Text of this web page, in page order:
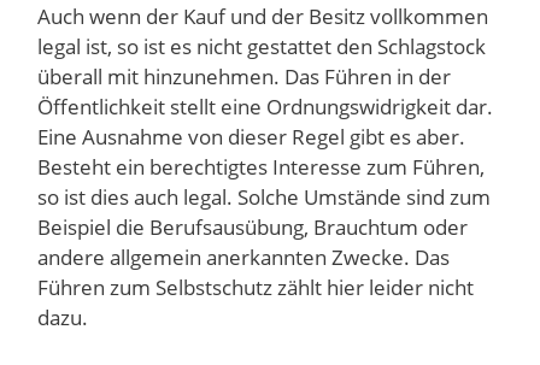
Auch wenn der Kauf und der Besitz vollkommen
legal ist, so ist es nicht gestattet den Schlagstock
überall mit hinzunehmen. Das Führen in der
Öffentlichkeit stellt eine Ordnungswidrigkeit dar.
Eine Ausnahme von dieser Regel gibt es aber.
Besteht ein berechtigtes Interesse zum Führen,
so ist dies auch legal. Solche Umstände sind zum
Beispiel die Berufsausübung, Brauchtum oder
andere allgemein anerkannten Zwecke. Das
Führen zum Selbstschutz zählt hier leider nicht
dazu.